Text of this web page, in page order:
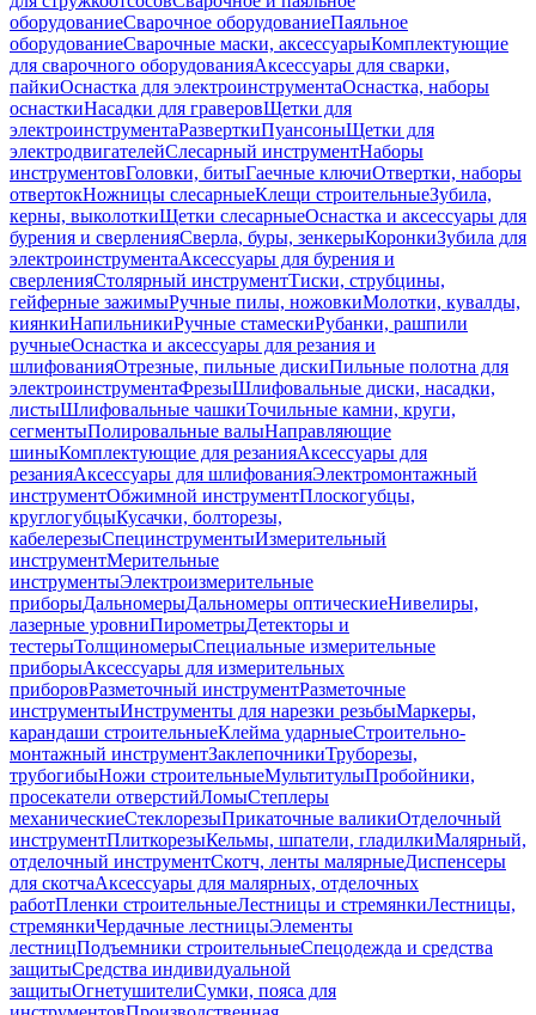
оборудованиеСварочное оборудованиеПаяльное
оборудованиеСварочные маски, аксессуарыКомплектующие
для сварочного оборудованияАксессуары для сварки,
пайкиОснастка для электроинструментаОснастка, наборы
оснасткиНасадки для граверовЩетки для
электроинструментаРазверткиПуансоныЩетки для
электродвигателейСлесарный инструментНаборы
инструментовГоловки, битыГаечные ключиОтвертки, наборы
отвертокНожницы слесарныеКлещи строительныеЗубила,
керны, выколоткиЩетки слесарныеОснастка и аксессуары для
бурения и сверленияСверла, буры, зенкерыКоронкиЗубила для
электроинструментаАксессуары для бурения и
сверленияСтолярный инструментТиски, струбцины,
гейферные зажимыРучные пилы, ножовкиМолотки, кувалды,
киянкиНапильникиРучные стамескиРубанки, рашпили
ручныеОснастка и аксессуары для резания и
шлифованияОтрезные, пильные дискиПильные полотна для
электроинструментаФрезыШлифовальные диски, насадки,
листыШлифовальные чашкиТочильные камни, круги,
сегментыПолировальные валыНаправляющие
шиныКомплектующие для резанияАксессуары для
резанияАксессуары для шлифованияЭлектромонтажный
инструментОбжимной инструментПлоскогубцы,
круглогубцыКусачки, болторезы,
кабелерезыСпецинструментыИзмерительный
инструментМерительные
инструментыЭлектроизмерительные
приборыДальномерыДальномеры оптическиеНивелиры,
лазерные уровниПирометрыДетекторы и
тестерыТолщиномерыСпециальные измерительные
приборыАксессуары для измерительных
приборовРазметочный инструментРазметочные
инструментыИнструменты для нарезки резьбыМаркеры,
карандаши строительныеКлейма ударныеСтроительно-
монтажный инструментЗаклепочникиТруборезы,
трубогибыНожи строительныеМультитулыПробойники,
просекатели отверстийЛомыСтеплеры
механическиеСтеклорезыПрикаточные валикиОтделочный
инструментПлиткорезыКельмы, шпатели, гладилкиМалярный,
отделочный инструментСкотч, ленты малярныеДиспенсеры
для скотчаАксессуары для малярных, отделочных
работПленки строительныеЛестницы и стремянкиЛестницы,
стремянкиЧердачные лестницыЭлементы
лестницПодъемники строительныеСпецодежда и средства
защитыСредства индивидуальной
защитыОгнетушителиСумки, пояса для